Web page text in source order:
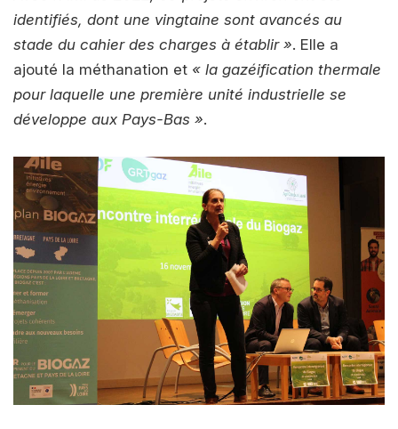
identifiés, dont une vingtaine sont avancés au
stade du cahier des charges à établir ». Elle a
ajouté la méthanation et « la gazéification thermale
pour laquelle une première unité industrielle se
développe aux Pays-Bas ».